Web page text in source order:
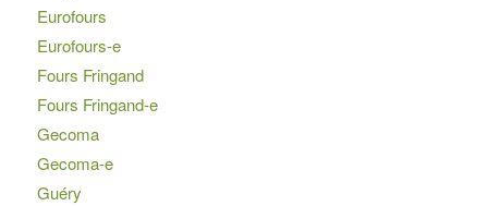
Eurofours
Eurofours-e
Fours Fringand
Fours Fringand-e
Gecoma
Gecoma-e
Guéry